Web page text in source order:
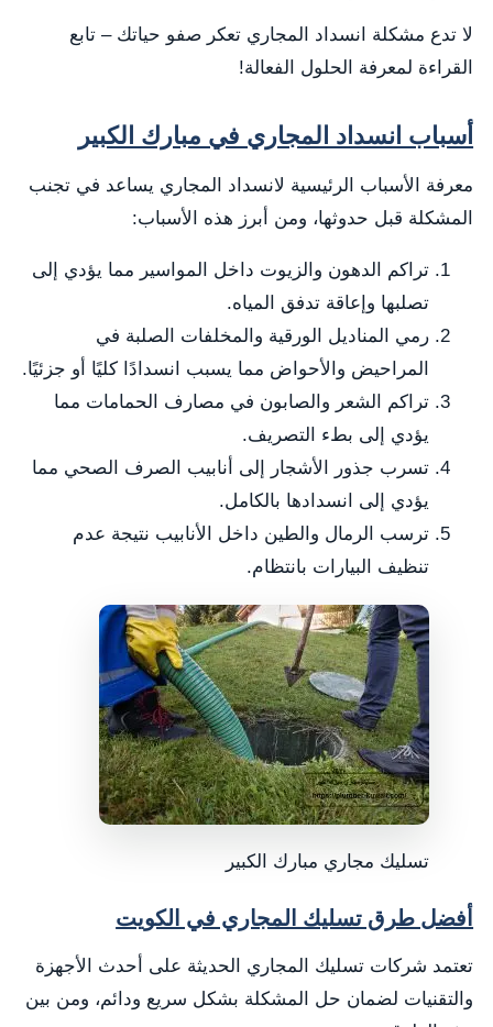
لا تدع مشكلة انسداد المجاري تعكر صفو حياتك – تابع
القراءة لمعرفة الحلول الفعالة!
أسباب انسداد المجاري في مبارك الكبير
معرفة الأسباب الرئيسية لانسداد المجاري يساعد في تجنب
المشكلة قبل حدوثها، ومن أبرز هذه الأسباب:
تراكم الدهون والزيوت داخل المواسير مما يؤدي إلى
تصلبها وإعاقة تدفق المياه.
رمي المناديل الورقية والمخلفات الصلبة في
المراحيض والأحواض مما يسبب انسدادًا كليًا أو جزئيًا.
تراكم الشعر والصابون في مصارف الحمامات مما
يؤدي إلى بطء التصريف.
تسرب جذور الأشجار إلى أنابيب الصرف الصحي مما
يؤدي إلى انسدادها بالكامل.
ترسب الرمال والطين داخل الأنابيب نتيجة عدم
تنظيف البيارات بانتظام.
تسليك مجاري مبارك الكبير
أفضل طرق تسليك المجاري في الكويت
تعتمد شركات تسليك المجاري الحديثة على أحدث الأجهزة
والتقنيات لضمان حل المشكلة بشكل سريع ودائم، ومن بين